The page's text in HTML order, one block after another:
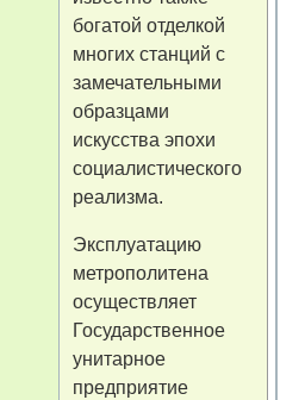
богатой отделкой
многих станций с
замечательными
образцами
искусства эпохи
социалистического
реализма.
Эксплуатацию
метрополитена
осуществляет
Государственное
унитарное
предприятие